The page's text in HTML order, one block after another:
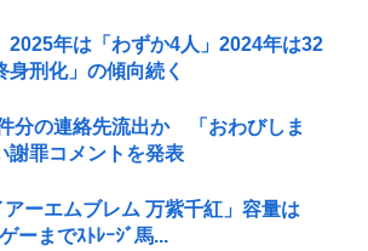
2025年は「わずか4人」2024年は32
刑化」の傾向続く
分の連絡先流出か 「おわびしま
謝罪コメントを発表
ーエムブレム 万紫千紅」容量は
ーまでｽﾄﾚｰｼﾞ馬...